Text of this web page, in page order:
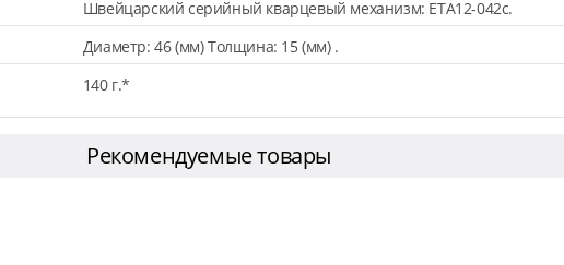
Швейцарский серийный кварцевый механизм: ETA12-042c.
Диаметр: 46 (мм) Толщина: 15 (мм) .
140 г.*
Рекомендуемые товары